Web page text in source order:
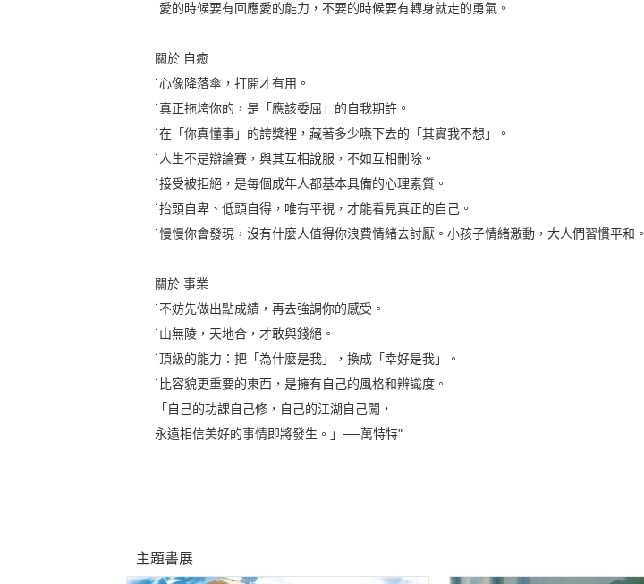
˙愛的時候要有回應愛的能力，不要的時候要有轉身就走的勇氣。
關於 自癒
˙心像降落傘，打開才有用。
˙真正拖垮你的，是「應該委屈」的自我期許。
˙在「你真懂事」的誇獎裡，藏著多少嚥下去的「其實我不想」。
˙人生不是辯論賽，與其互相說服，不如互相刪除。
˙接受被拒絕，是每個成年人都基本具備的心理素質。
˙抬頭自卑、低頭自得，唯有平視，才能看見真正的自己。
˙慢慢你會發現，沒有什麼人值得你浪費情緒去討厭。小孩子情緒激動，大人們習慣平和。
關於 事業
˙不妨先做出點成績，再去強調你的感受。
˙山無陵，天地合，才敢與錢絕。
˙頂級的能力：把「為什麼是我」，換成「幸好是我」。
˙比容貌更重要的東西，是擁有自己的風格和辨識度。
「自己的功課自己修，自己的江湖自己闖，
永遠相信美好的事情即將發生。」──萬特特"
主題書展